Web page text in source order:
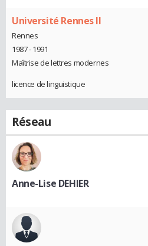
Université Rennes II
Rennes
1987 - 1991
Maîtrise de lettres modernes
licence de linguistique
Réseau
Anne-Lise DEHIER